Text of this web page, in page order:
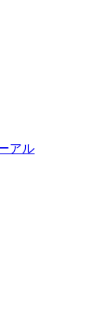
アル